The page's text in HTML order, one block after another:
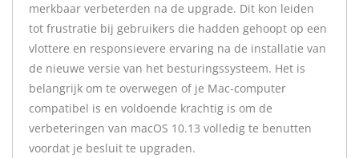
merkbaar verbeterden na de upgrade. Dit kon leiden
tot frustratie bij gebruikers die hadden gehoopt op een
vlottere en responsievere ervaring na de installatie van
de nieuwe versie van het besturingssysteem. Het is
belangrijk om te overwegen of je Mac-computer
compatibel is en voldoende krachtig is om de
verbeteringen van macOS 10.13 volledig te benutten
voordat je besluit te upgraden.